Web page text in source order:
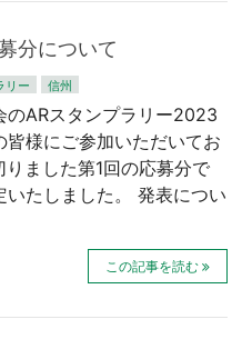
分について
リー 信州
のARスタンプラリー2023
様にご参加いただいてお
ました第1回の応募分で
たしました。 発表につい
この記事を読む